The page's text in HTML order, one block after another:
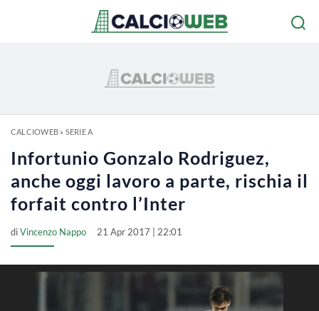
CALCIOWEB» SERIE A
Infortunio Gonzalo Rodriguez,
anche oggi lavoro a parte, rischia il
forfait contro l’Inter
diVincenzo Nappo 21 Apr 2017 | 22:01